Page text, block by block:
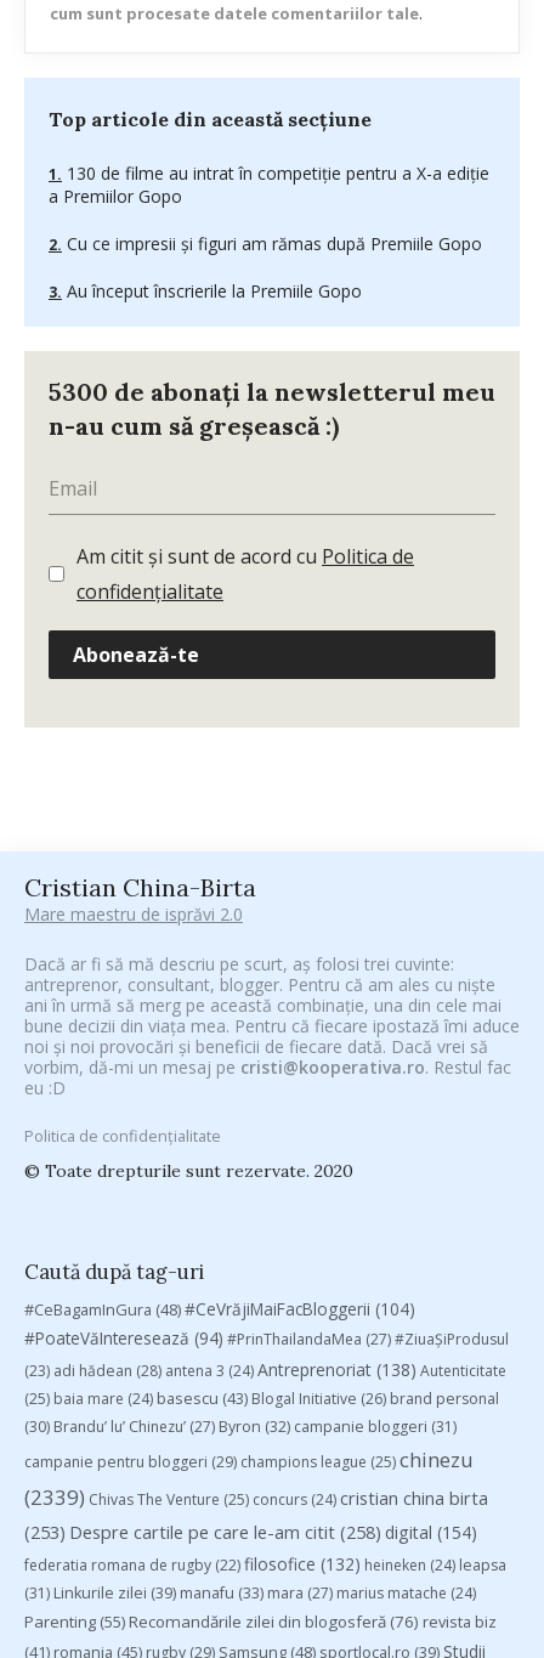
cum sunt procesate datele comentariilor tale.
Top articole din această secțiune
130 de filme au intrat în competiție pentru a X-a ediție
a Premiilor Gopo
Cu ce impresii și figuri am rămas după Premiile Gopo
Au început înscrierile la Premiile Gopo
5300 de abonați la newsletterul meu
n-au cum să greșească :)
Am citit și sunt de acord cu Politica de
confidențialitate
Abonează-te
Cristian China-Birta
Mare maestru de isprăvi 2.0
Dacă ar fi să mă descriu pe scurt, aș folosi trei cuvinte:
antreprenor, consultant, blogger. Pentru că am ales cu niște
ani în urmă să merg pe această combinație, una din cele mai
bune decizii din viața mea. Pentru că fiecare ipostază îmi aduce
noi și noi provocări și beneficii de fiecare dată. Dacă vrei să
vorbim, dă-mi un mesaj pe cristi@kooperativa.ro. Restul fac
eu :D
Politica de confidențialitate
© Toate drepturile sunt rezervate. 2020
Caută după tag-uri
#CeBagamInGura (48)#CeVrăjiMaiFacBloggerii (104)
#PoateVăInteresează (94) #PrinThailandaMea (27)#ZiuaȘiProdusul
(23) adi hădean (28) antena 3 (24)Antreprenoriat (138) Autenticitate
(25) baia mare (24) basescu (43) Blogal Initiative (26) brand personal
(30) Brandu’ lu’ Chinezu’ (27) Byron (32) campanie bloggeri (31)
campanie pentru bloggeri (29) champions league (25)chinezu
(2339) Chivas The Venture (25) concurs (24)cristian china birta
(253) Despre cartile pe care le-am citit (258) digital (154)
federatia romana de rugby (22)filosofice (132) heineken (24) leapsa
(31) Linkurile zilei (39) manafu (33) mara (27) marius matache (24)
Parenting (55) Recomandările zilei din blogosferă (76) revista biz
(41) romania (45) rugby (29) Samsung (48) sportlocal.ro (39) Studii